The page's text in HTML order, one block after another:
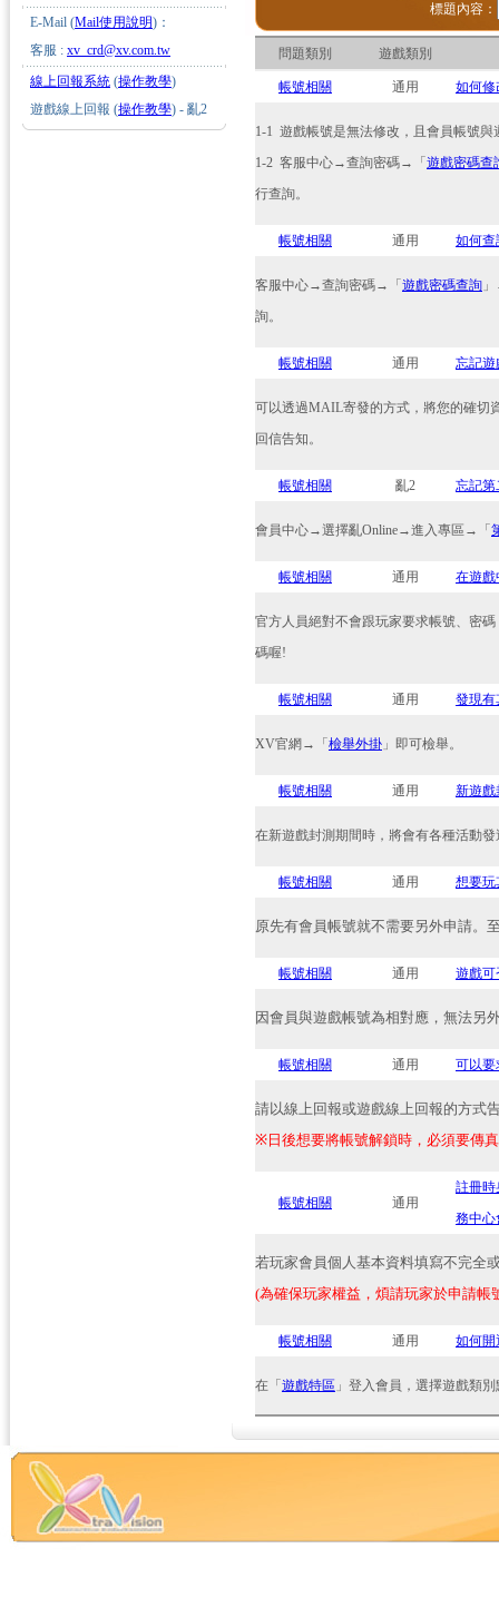
E-Mail (Mail使用說明)：
客服 : xv_crd@xv.com.tw
線上回報系統 (操作教學)
遊戲線上回報 (操作教學) - 亂2
標題內容：
問題類別 遊戲類別
帳號相關 通用 如何修
1-1 遊戲帳號是無法修改，且會員帳號與
1-2 客服中心→查詢密碼→「 遊戲密碼查
行查詢。
帳號相關 通用 如何查
客服中心→查詢密碼→「 遊戲密碼查詢
詢。
帳號相關 通用 忘記遊
可以透過MAIL寄發的方式，將您的確切
回信告知。
帳號相關 亂2 忘記第
會員中心→選擇亂Online→進入專區→「
帳號相關 通用 在遊戲
官方人員絕對不會跟玩家要求帳號、密
碼喔!
帳號相關 通用 發現有
XV官網→「 檢舉外掛 」即可檢舉。
帳號相關 通用 新遊戲
在新遊戲封測期間時，將會有各種活動
帳號相關 通用 想要玩
原先有會員帳號就不需要另外申請。
帳號相關 通用 遊戲可
因會員與遊戲帳號為相對應，無法另
帳號相關 通用 可以要
請以線上回報或遊戲線上回報的方式
※ 日後想要將帳號解鎖時，必須要傳真
帳號相關 通用
註冊時
務中心
若玩家會員個人基本資料填寫不完全
(為確保玩家權益，煩請玩家於申請帳
帳號相關 通用 如何開
在「 遊戲特區 」登入會員，選擇遊戲類